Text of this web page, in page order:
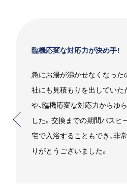
たので電話しました。他
ただきましたが、金額面
ゆらくらすさんに決めま
ヒーターをお借りして自
非常に助かりました。あ